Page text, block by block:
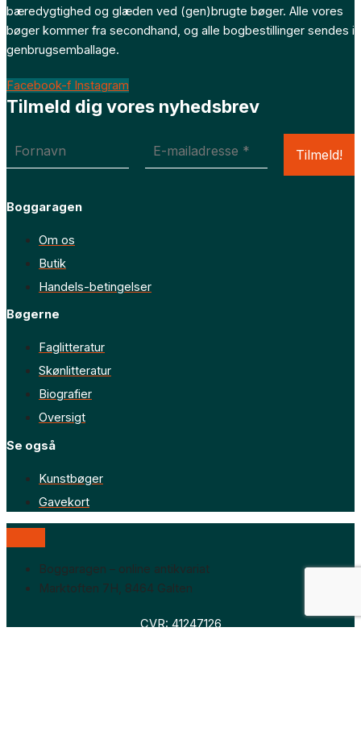
bæredygtighed og glæden ved (gen)brugte bøger. Alle vores
bøger kommer fra secondhand, og alle bogbestillinger sendes i
genbrugsemballage.
Facebook-f Instagram
Tilmeld dig vores nyhedsbrev
Boggaragen
Om os
Butik
Handels-betingelser
Bøgerne
Faglitteratur
Skønlitteratur
Biografier
Oversigt
Se også
Kunstbøger
Gavekort
Boggaragen – online antikvariat
Marktoften 7H, 8464 Galten
CVR: 41247126